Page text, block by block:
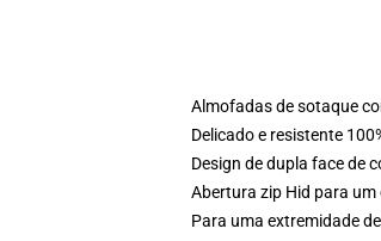
Almofadas de sotaque
Delicado e resistente
Design de dupla face de
Abertura zip Hid para
Para uma extremidade